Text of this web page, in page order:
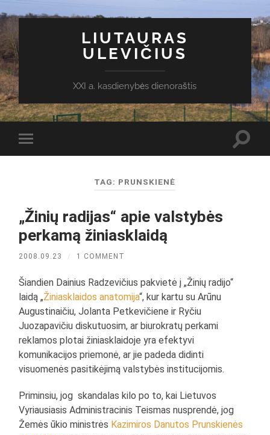
LIUTAURAS
ULEVIČIUS
XXI a. kasdienybės dienoraštis
Toggle
mobile
TAG: PRUNSKIENĖ
„Žinių radijas“ apie valstybės
perkamą žiniasklaidą
2008.09.23 / 1 COMMENT
Šiandien Dainius Radzevičius pakvietė į „Žinių radijo“
laidą „Žiniasklaidos anatomija“, kur kartu su Arūnu
Augustinaičiu, Jolanta Petkevičiene ir Ryčiu
Juozapavičiu diskutuosim, ar biurokratų perkami
reklamos plotai žiniasklaidoje yra efektyvi
komunikacijos priemonė, ar jie padeda didinti
visuomenės pasitikėjimą valstybės institucijomis.
Priminsiu, jog skandalas kilo po to, kai Lietuvos
Vyriausiasis Administracinis Teismas nusprendė, jog
Žemės ūkio ministrės Kazimiros Danutos Prunskienės